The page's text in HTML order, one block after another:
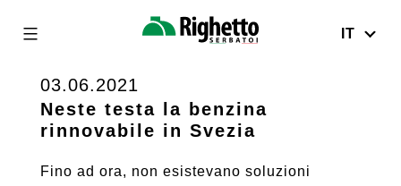
content
Righetto
IT
03.06.2021
Neste testa la benzina
rinnovabile in Svezia
Fino ad ora, non esistevano soluzioni